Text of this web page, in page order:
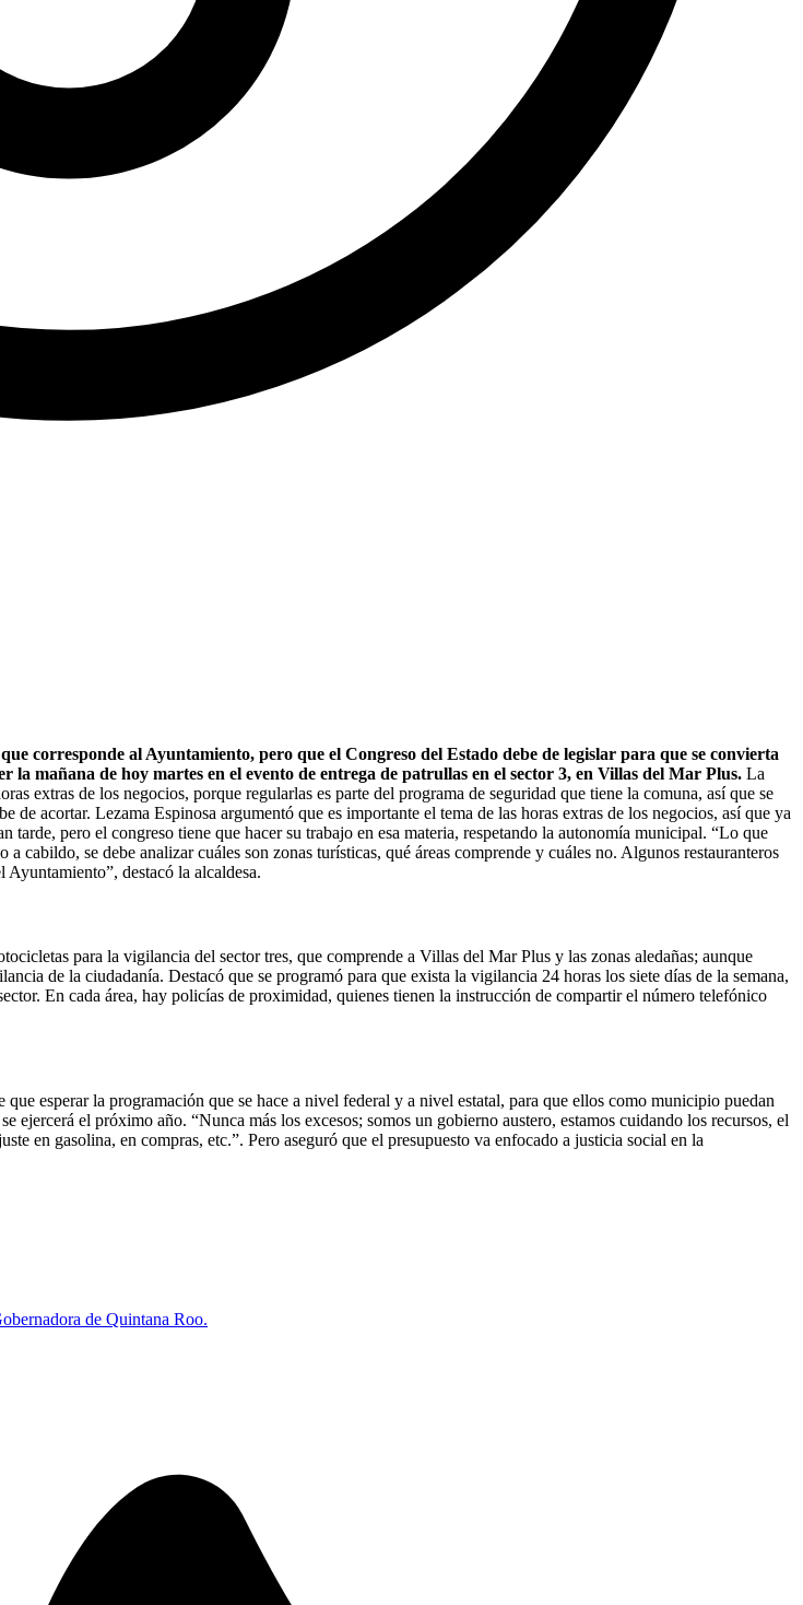
corresponde al Ayuntamiento, pero que el Congreso del Estado debe de legislar para que se convierta
mañana de hoy martes en el evento de entrega de patrullas en el sector 3, en Villas del Mar Plus. La
extras de los negocios, porque regularlas es parte del programa de seguridad que tiene la comuna, así que se
de acortar. Lezama Espinosa argumentó que es importante el tema de las horas extras de los negocios, así que ya
pero el congreso tiene que hacer su trabajo en esa materia, respetando la autonomía municipal. “Lo que
cabildo, se debe analizar cuáles son zonas turísticas, qué áreas comprende y cuáles no. Algunos restauranteros
Ayuntamiento”, destacó la alcaldesa.
para la vigilancia del sector tres, que comprende a Villas del Mar Plus y las zonas aledañas; aunque
de la ciudadanía. Destacó que se programó para que exista la vigilancia 24 horas los siete días de la semana,
En cada área, hay policías de proximidad, quienes tienen la instrucción de compartir el número telefónico
esperar la programación que se hace a nivel federal y a nivel estatal, para que ellos como municipio puedan
ejercerá el próximo año. “Nunca más los excesos; somos un gobierno austero, estamos cuidando los recursos, el
en gasolina, en compras, etc.”. Pero aseguró que el presupuesto va enfocado a justicia social en la
de Quintana Roo.